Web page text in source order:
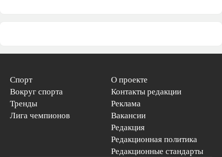
Спорт
Вокруг спорта
Тренды
Лига чемпионов
О проекте
Контакты редакции
Реклама
Вакансии
Редакция
Редакционная политика
Редакционные стандарты